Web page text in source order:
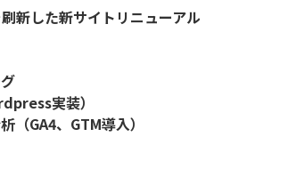
新した新サイトリニューアル
実装）